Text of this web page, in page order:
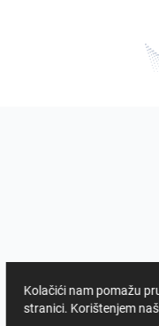
Kolačići nam pomažu
stranici. Korištenjem